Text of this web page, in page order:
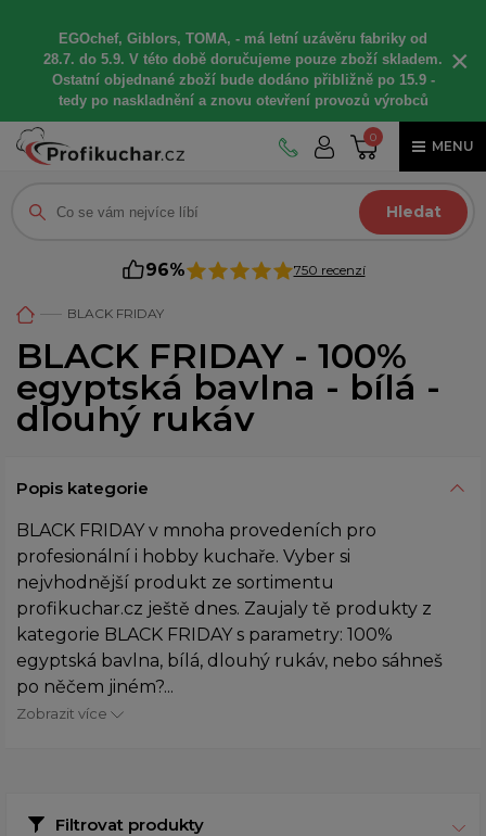
EGOchef, Giblors, TOMA, - má letní uzávěru fabriky od
28.7. do 5.9. V této době doručujeme pouze zboží skladem.
Ostatní objednané zboží bude dodáno přibližně po 15.9 -
tedy po naskladnění a znovu otevření provozů výrobců
×
0
MENU
Hledat
96% 750 recenzí
BLACK FRIDAY
BLACK FRIDAY - 100%
egyptská bavlna - bílá -
dlouhý rukáv
Popis kategorie
BLACK FRIDAY v mnoha provedeních pro
profesionální i hobby kuchaře. Vyber si
nejvhodnější produkt ze sortimentu
profikuchar.cz ještě dnes. Zaujaly tě produkty z
kategorie BLACK FRIDAY s parametry: 100%
egyptská bavlna, bílá, dlouhý rukáv, nebo sáhneš
po něčem jiném?...
Zobrazit více
Filtrovat produkty